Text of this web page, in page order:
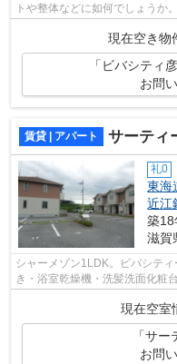
トや整体などに如何でしょうか。
現在空き物
「ビバシティ
お問
賃貸 | アパート サーティ
礼0
東海
近江
築18
滋賀
シャーメゾン1LDK。ビバシテ
き・浴室乾燥機・洗髪洗面化粧
付き）のアパート。初期費用を
現在空室
「サ
お問